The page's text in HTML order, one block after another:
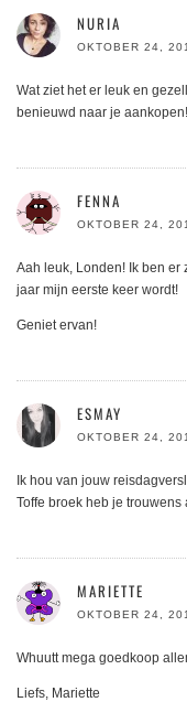
NURIA
OKTOBER 24,
Wat ziet het er leuk en
benieuwd naar je aankopen!
FENNA
OKTOBER 24,
Aah leuk, Londen! Ik ben er
jaar mijn eerste keer wordt!
Geniet ervan!
ESMAY
OKTOBER 24,
Ik hou van jouw
Toffe broek heb je trouwens
MARIETTE
OKTOBER 24,
Whuutt mega goedkoop
Liefs, Mariette